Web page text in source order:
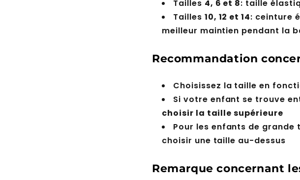
Tailles 4, 6 et 8: taille
Tailles 10, 12 et 14: ceinture
meilleur maintien pendant la
Recommandation
Choisissez la taille en
Si votre enfant se trouve
choisir la taille supérieure
Pour les enfants de
choisir une taille au-dessus
Remarque concernant